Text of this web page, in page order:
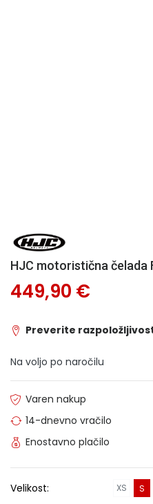
HJC motoristična čelada
449,90 €
Preverite
Na voljo po naročilu
Varen nakup
14-dnevno vračilo
Enostavno plačilo
Velikost: XS S